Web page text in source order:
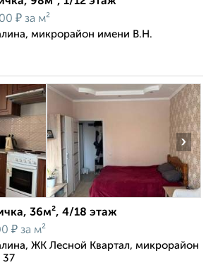
₽ за м²
микрорайон имени В.Н.
›
36м², 4/18 этаж
₽ за м²
ЖК Лесной Квартал, микрорайон
37